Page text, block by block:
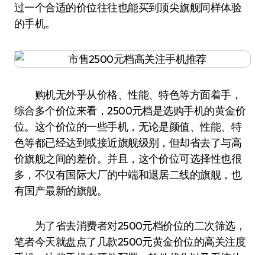
过一个合适的价位往往也能买到顶尖旗舰同样体验
的手机。
购机无外乎从价格、性能、特色等方面着手，
综合多个价位来看，2500元档是选购手机的黄金价
位。这个价位的一些手机，无论是颜值、性能、特
色等都已经达到或接近旗舰级别，但却省去了与高
价旗舰之间的差价。并且，这个价位可选择性也很
多，不仅有国际大厂的中端和退居二线的旗舰，也
有国产最新的旗舰。
为了省去消费者对2500元档价位的二次筛选，
笔者今天就盘点了几款2500元黄金价位的高关注度